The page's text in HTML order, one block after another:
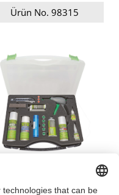
Ürün No. 98315